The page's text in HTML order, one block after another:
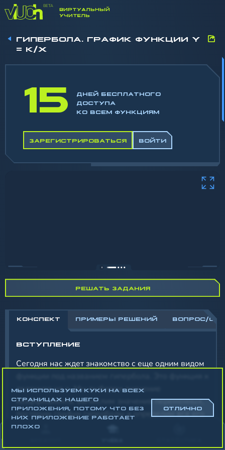
ВИРТУАЛЬНЫЙ
УЧИТЕЛЬ
ГИПЕРБОЛА. ГРАФИК ФУНКЦИИ Y
= K/X
ВСТУПЛЕНИЕ
Сегодня нас ждет знакомство с еще одним видом
деленное на х. Мы выберем значение
коэффициента, вычислим значения переменных,
построим график гиперболы и определим все его
свойства и особенности. Этот алгоритм действий
КОНСПЕКТ ПРИМЕРЫ РЕШЕНИЙ ВОПРОС/
15
ДНЕЙ БЕСПЛАТНОГО
ДОСТУПА
КО ВСЕМ ФУНКЦИЯМ
ЗАРЕГИСТРИРОВАТЬСЯ ВОЙТИ
РЕШАТЬ ЗАДАНИЯ
МЫ ИСПОЛЬЗУЕМ КУКИ НА ВСЕХ
СТРАНИЦАХ НАШЕГО
ПРИЛОЖЕНИЯ, ПОТОМУ ЧТО БЕЗ
НИХ ПРИЛОЖЕНИЕ РАБОТАЕТ
ПЛОХО
ОТЛИЧНО